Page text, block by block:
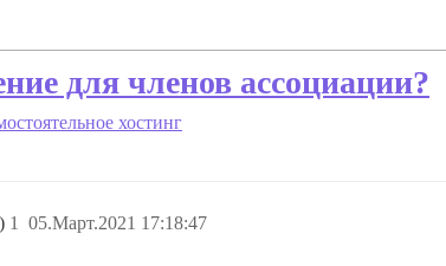
для членов ассоциации?
хостинг
05.Март.2021 17:18:47
1